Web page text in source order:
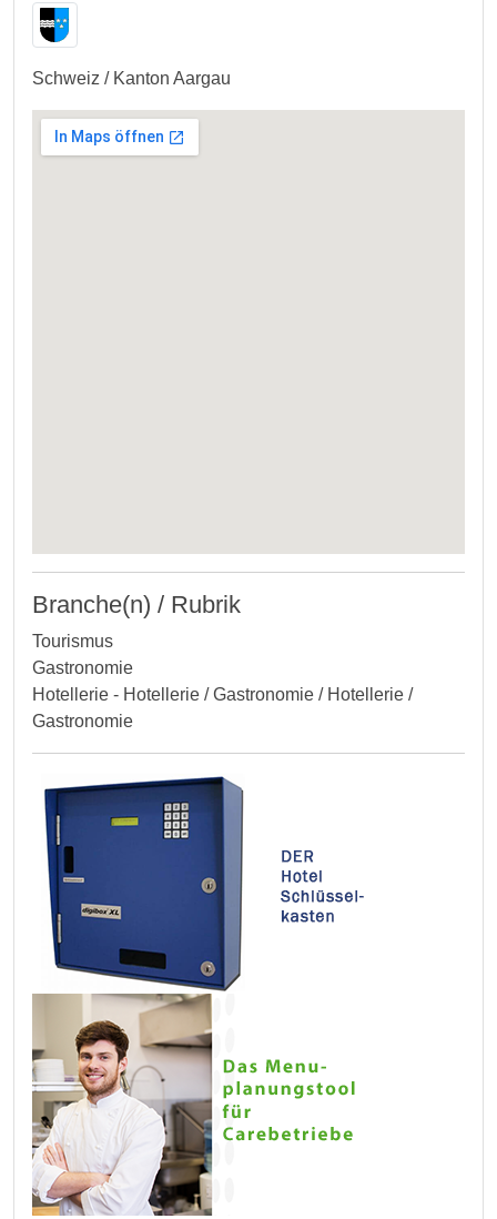
Schweiz / Kanton Aargau
Branche(n) / Rubrik
Tourismus
Gastronomie
Hotellerie - Hotellerie / Gastronomie / Hotellerie /
Gastronomie